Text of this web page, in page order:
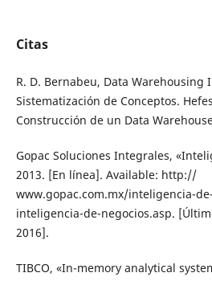
Citas
R. D. Bernabeu, Data Warehousing
Sistematización de Conceptos.
Construcción de un Data
Gopac Soluciones Integrales,
2013. [En línea]. Available: http://
www.gopac.com.mx/inteligencia-
inteligencia-de-negocios.asp.
2016].
TIBCO, «In-memory analytical